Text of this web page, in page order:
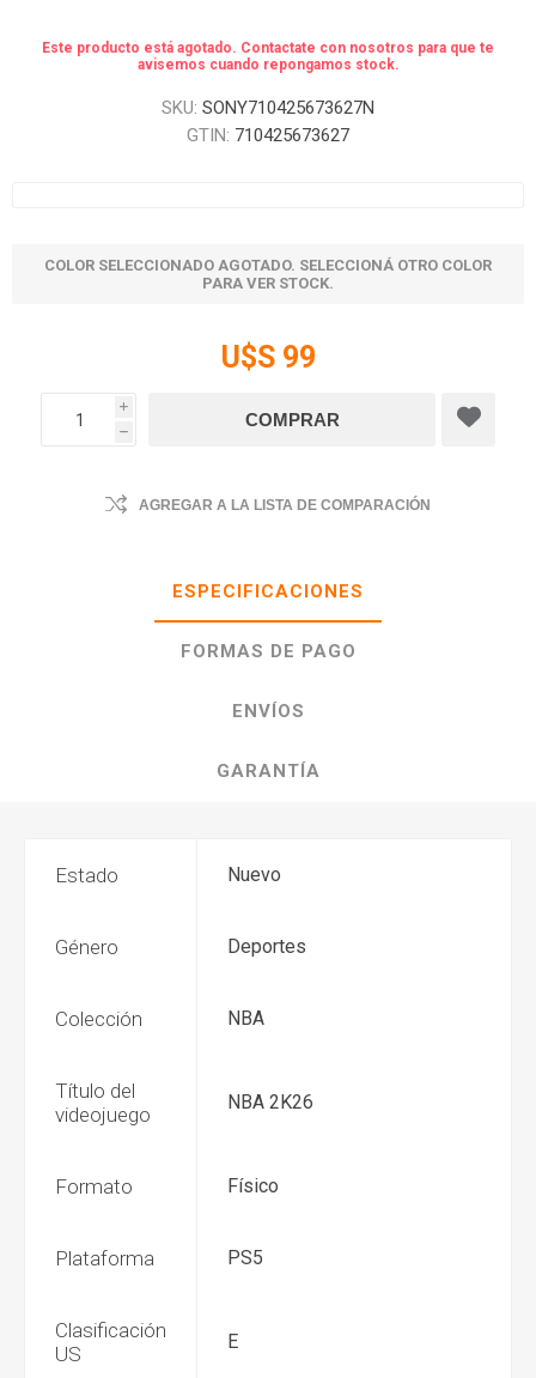
Este producto está agotado. Contactate con nosotros para que te
avisemos cuando repongamos stock.
SKU: SONY710425673627N
GTIN: 710425673627
COLOR SELECCIONADO AGOTADO. SELECCIONÁ OTRO COLOR
PARA VER STOCK.
U$S 99
i
h
AGREGAR A LA LISTA DE COMPARACIÓN
ESPECIFICACIONES
FORMAS DE PAGO
ENVÍOS
GARANTÍA
Estado Nuevo
Género Deportes
Colección NBA
Título del
videojuego
NBA 2K26
Formato Físico
Plataforma PS5
Clasificación
US
E